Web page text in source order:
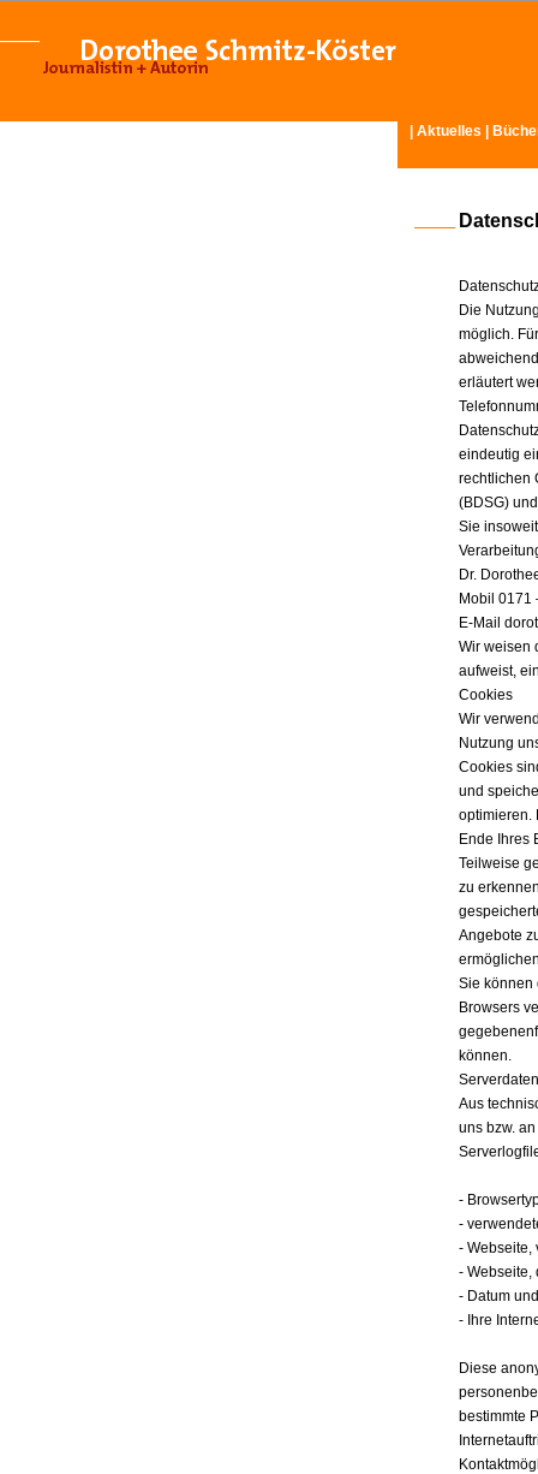
Aktuelles
Die
möglich.
erläutert
eindeutig
rechtlichen
(BDSG)
Sie
Dr.
Mobil 0171
E-Mail
Wir weisen
aufweist,
Cookies
Wir
Nutzung
Cookies
und
optimieren.
Ende Ihres
Teilweise
zu
Angebote
Sie können
Browsers
können.
Serverdaten
Aus
uns bzw.
-
-
- Webseite,
- Webseite,
- Datum
- Ihre
Diese
bestimmte